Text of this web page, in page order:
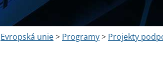
Evropská unie> Programy> Projekty